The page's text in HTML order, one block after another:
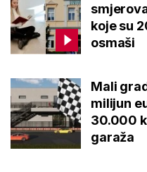
koje su
osmaši
Mali
milijun
30.000
garaža